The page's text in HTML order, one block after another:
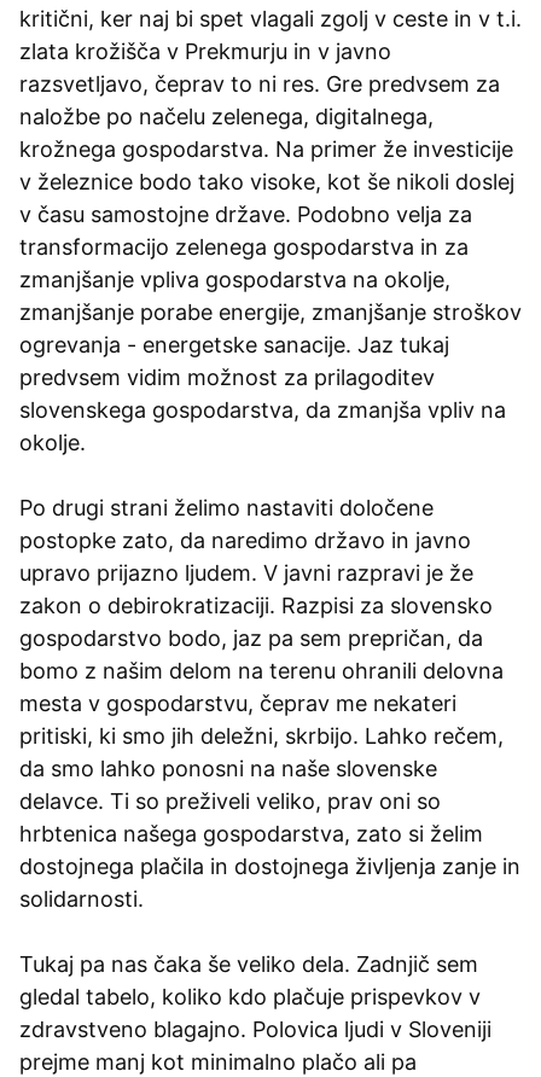
kritični, ker naj bi spet vlagali zgolj v ceste in v t.i.
zlata krožišča v Prekmurju in v javno
razsvetljavo, čeprav to ni res. Gre predvsem za
naložbe po načelu zelenega, digitalnega,
krožnega gospodarstva. Na primer že investicije
v železnice bodo tako visoke, kot še nikoli doslej
v času samostojne države. Podobno velja za
transformacijo zelenega gospodarstva in za
zmanjšanje vpliva gospodarstva na okolje,
zmanjšanje porabe energije, zmanjšanje stroškov
ogrevanja - energetske sanacije. Jaz tukaj
predvsem vidim možnost za prilagoditev
slovenskega gospodarstva, da zmanjša vpliv na
okolje.
Po drugi strani želimo nastaviti določene
postopke zato, da naredimo državo in javno
upravo prijazno ljudem. V javni razpravi je že
zakon o debirokratizaciji. Razpisi za slovensko
gospodarstvo bodo, jaz pa sem prepričan, da
bomo z našim delom na terenu ohranili delovna
mesta v gospodarstvu, čeprav me nekateri
pritiski, ki smo jih deležni, skrbijo. Lahko rečem,
da smo lahko ponosni na naše slovenske
delavce. Ti so preživeli veliko, prav oni so
hrbtenica našega gospodarstva, zato si želim
dostojnega plačila in dostojnega življenja zanje in
solidarnosti.
Tukaj pa nas čaka še veliko dela. Zadnjič sem
gledal tabelo, koliko kdo plačuje prispevkov v
zdravstveno blagajno. Polovica ljudi v Sloveniji
prejme manj kot minimalno plačo ali pa